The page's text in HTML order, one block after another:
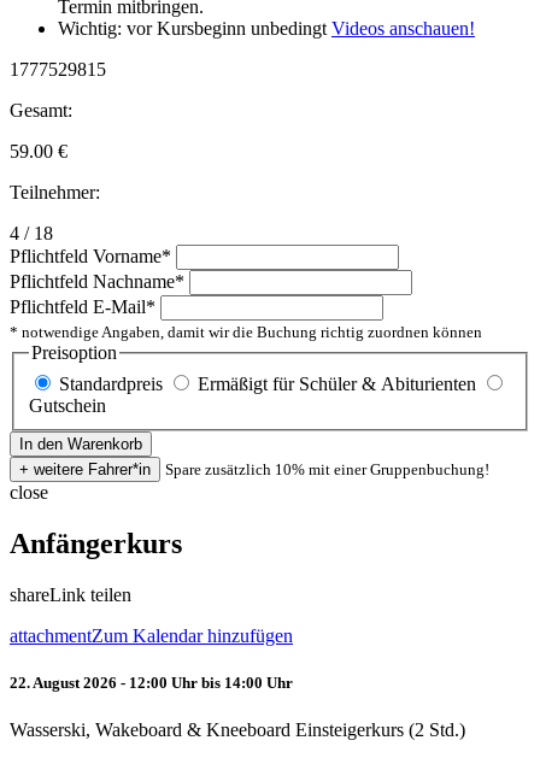
Termin mitbringen.
Wichtig: vor Kursbeginn unbedingt Videos anschauen!
1777529815
Gesamt:
59.00 €
Teilnehmer:
4 / 18
Pflichtfeld Vorname*
Pflichtfeld Nachname*
Pflichtfeld E-Mail*
* notwendige Angaben, damit wir die Buchung richtig zuordnen können
Preisoption
Standardpreis
Ermäßigt für Schüler & Abiturienten
Gutschein
Spare zusätzlich 10% mit einer Gruppenbuchung!
close
Anfängerkurs
shareLink teilen
attachmentZum Kalendar hinzufügen
22. August 2026 - 12:00 Uhr bis 14:00 Uhr
Wasserski, Wakeboard & Kneeboard Einsteigerkurs (2 Std.)